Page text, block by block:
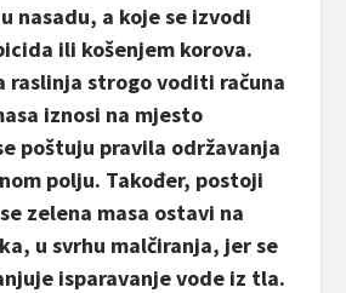
nasadu, a koje se izvodi
ili košenjem korova.
raslinja strogo voditi računa
iznosi na mjesto
poštuju pravila održavanja
polju. Također, postoji
zelena masa ostavi na
u svrhu malčiranja, jer se
isparavanje vode iz tla.